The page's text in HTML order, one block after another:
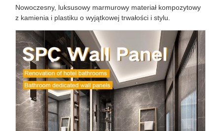
Nowoczesny, luksusowy marmurowy materiał kompozytowy
z kamienia i plastiku o wyjątkowej trwałości i stylu.